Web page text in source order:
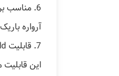
6. مناسب برای فضاهای محدود
آرواره
7. قابلیت Data Hold
این